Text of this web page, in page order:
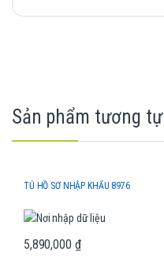
Sản phẩm tương tự
TỦ HỒ SƠ NHẬP KHẨU 8976
5,890,000 ₫